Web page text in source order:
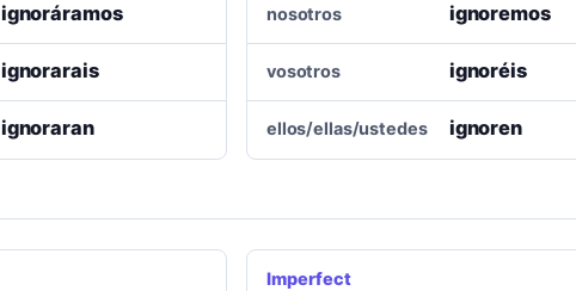
ignoráramos
ignorarais
ignoraran
nosotros ignoremos
vosotros ignoréis
ellos/ellas/ustedes ignoren
Imperfect